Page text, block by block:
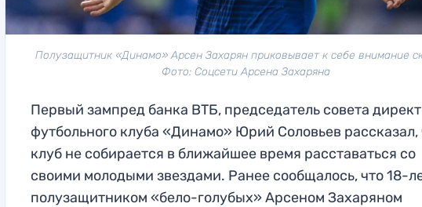
Полузащитник «Динамо» Арсен Захарян приковывает к себе внимание
Фото: Соцсети Арсена Захаряна
Первый зампред банка ВТБ, председатель совета
футбольного клуба «Динамо» Юрий Соловьев рассказал,
клуб не собирается в ближайшее время расставаться со
своими молодыми звездами. Ранее сообщалось, что 18-
полузащитником «бело-голубых» Арсеном Захаряном